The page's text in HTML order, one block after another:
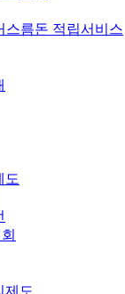
스름돈 적립서비스
도
제도